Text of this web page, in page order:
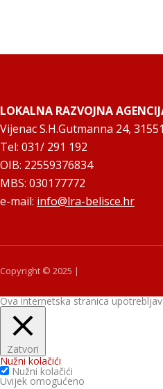
LOKALNA RAZVOJNA
Vijenac S.H.Gutmanna 24,
Tel: 031/ 291 192
OIB: 22559376834
MBS: 030177772
e-mail: info@lra-belisce.hr
Copyright © 2025 |
Ova internetska stranica
Zatvori
Nužni kolačići
Nužni kolačići
Uvijek omogućeno